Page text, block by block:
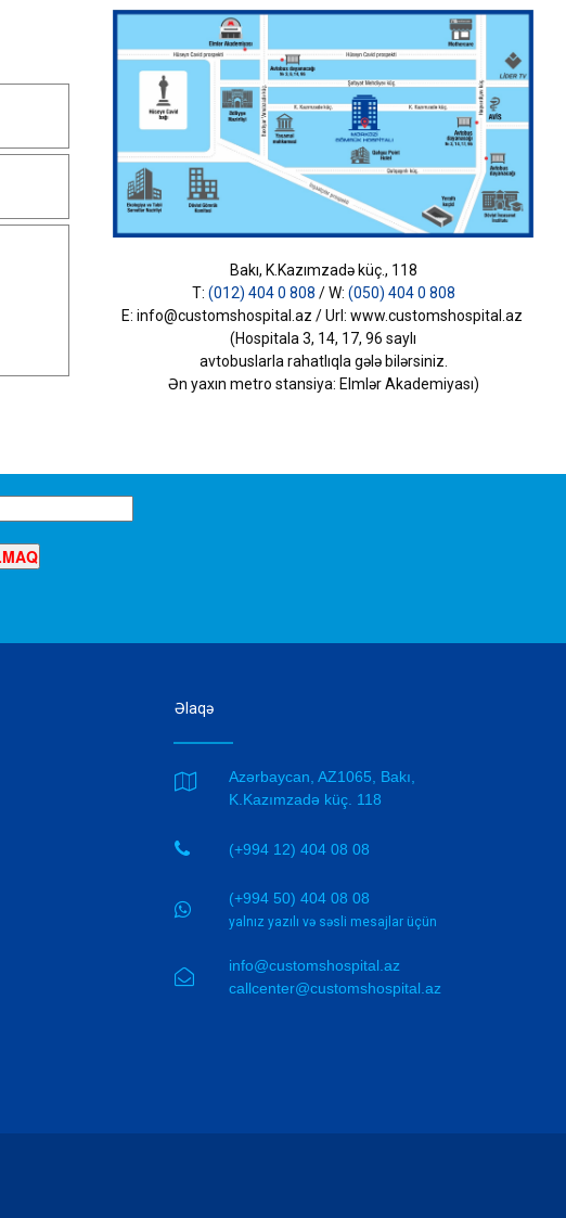
Bakı, K.Kazımzadə küç., 118
T: (012) 404 0 808 / W: (050) 404 0 808
E: info@customshospital.az / Url: www.customshospital.az
(Hospitala 3, 14, 17, 96 saylı
avtobuslarla rahatlıqla gələ bilərsiniz.
Ən yaxın metro stansiya: Elmlər Akademiyası)
Əlaqə

Azərbaycan, AZ1065, Bakı,
K.Kazımzadə küç. 118
 (+994 12) 404 08 08

(+994 50) 404 08 08
yalnız yazılı və səsli mesajlar üçün

info@customshospital.az
callcenter@customshospital.az